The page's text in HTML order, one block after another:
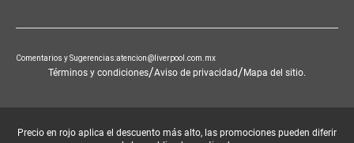
Comentarios y Sugerencias:atencion@liverpool.com.mx
Términos y condiciones/Aviso de privacidad/ Mapa del sitio.
Precio en rojo aplica el descuento más alto, las promociones pueden diferir